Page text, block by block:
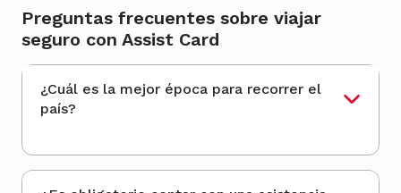
Preguntas frecuentes sobre viajar
seguro con Assist Card
¿Cuál es la mejor época para recorrer el
país?